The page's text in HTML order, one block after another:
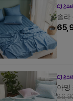
솔라
아밍